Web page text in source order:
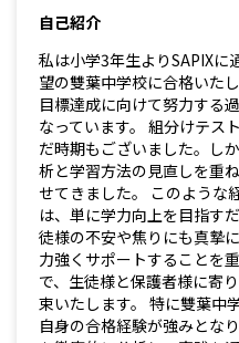
自己紹介
私は小学3年生よりSAPIXに
望の雙葉中学校に合格いた
目標達成に向けて努力する
なっています。 組分けテス
だ時期もございました。し
析と学習方法の見直しを重
せてきました。 このような
は、単に学力向上を目指す
徒様の不安や焦りにも真摯
力強くサポートすることを
で、生徒様と保護者様に寄
束いたします。 特に雙葉中
自身の合格経験が強みとな